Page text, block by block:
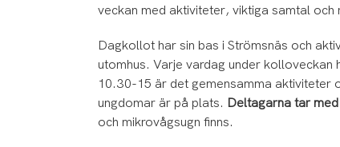
veckan med aktiviteter, viktiga samtal och
Dagkollot har sin bas i Strömsnäs och
utomhus. Varje vardag under
10.30-15 är det gemensamma aktiviteter
ungdomar är på plats. Deltagarna tar
och mikrovågsugn finns.